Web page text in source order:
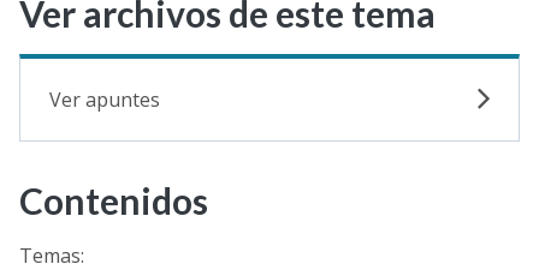
Ver archivos de este tema
Ver apuntes
Contenidos
Temas: